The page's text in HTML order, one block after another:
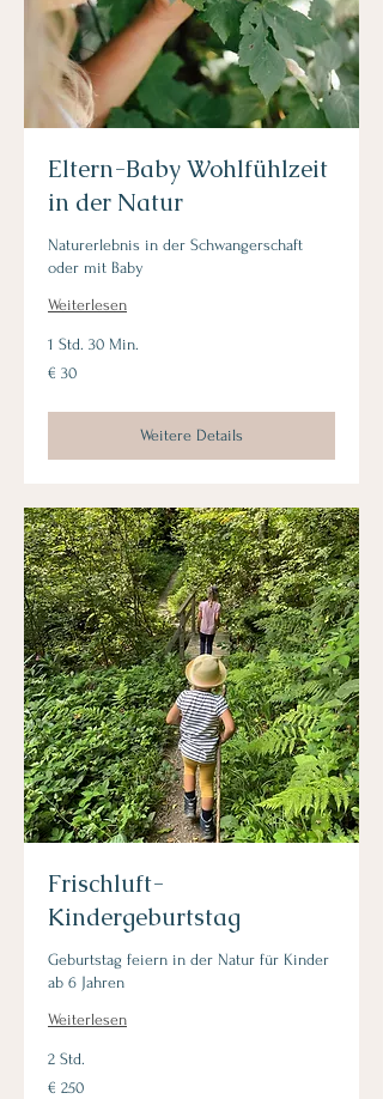
Eltern-Baby Wohlfühlzeit
in der Natur
Naturerlebnis in der Schwangerschaft
oder mit Baby
Weiterlesen
1 Std. 30 Min.
30
Euro
€ 30
Weitere Details
Frischluft-
Kindergeburtstag
Geburtstag feiern in der Natur für Kinder
ab 6 Jahren
Weiterlesen
2 Std.
250
Euro
€ 250